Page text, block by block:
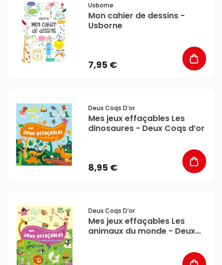
Usborne
Mon cahier de dessins -
Usborne
7,95 €
Deux Coqs D’or
Mes jeux effaçables Les
dinosaures - Deux Coqs d’or
8,95 €
Deux Coqs D’or
Mes jeux effaçables Les
animaux du monde - Deux